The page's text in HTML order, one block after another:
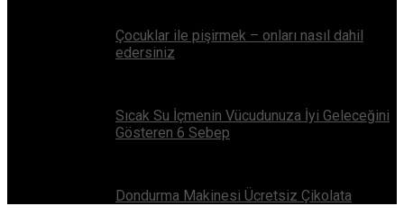
Çocuklar ile pişirmek – onları nasıl dahil
edersiniz
Sıcak Su İçmenin Vücudunuza İyi Geleceğini
Gösteren 6 Sebep
Dondurma Makinesi Ücretsiz Çikolata